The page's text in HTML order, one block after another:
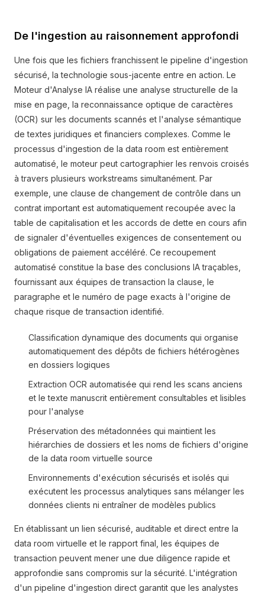
De l'ingestion au raisonnement approfondi
Une fois que les fichiers franchissent le pipeline d'ingestion
sécurisé, la technologie sous-jacente entre en action. Le
Moteur d'Analyse IA réalise une analyse structurelle de la
mise en page, la reconnaissance optique de caractères
(OCR) sur les documents scannés et l'analyse sémantique
de textes juridiques et financiers complexes. Comme le
processus d'ingestion de la data room est entièrement
automatisé, le moteur peut cartographier les renvois croisés
à travers plusieurs workstreams simultanément. Par
exemple, une clause de changement de contrôle dans un
contrat important est automatiquement recoupée avec la
table de capitalisation et les accords de dette en cours afin
de signaler d'éventuelles exigences de consentement ou
obligations de paiement accéléré. Ce recoupement
automatisé constitue la base des conclusions IA traçables,
fournissant aux équipes de transaction la clause, le
paragraphe et le numéro de page exacts à l'origine de
chaque risque de transaction identifié.
Classification dynamique des documents qui organise
automatiquement des dépôts de fichiers hétérogènes
en dossiers logiques
Extraction OCR automatisée qui rend les scans anciens
et le texte manuscrit entièrement consultables et lisibles
pour l'analyse
Préservation des métadonnées qui maintient les
hiérarchies de dossiers et les noms de fichiers d'origine
de la data room virtuelle source
Environnements d'exécution sécurisés et isolés qui
exécutent les processus analytiques sans mélanger les
données clients ni entraîner de modèles publics
En établissant un lien sécurisé, auditable et direct entre la
data room virtuelle et le rapport final, les équipes de
transaction peuvent mener une due diligence rapide et
approfondie sans compromis sur la sécurité. L'intégration
d'un pipeline d'ingestion direct garantit que les analystes